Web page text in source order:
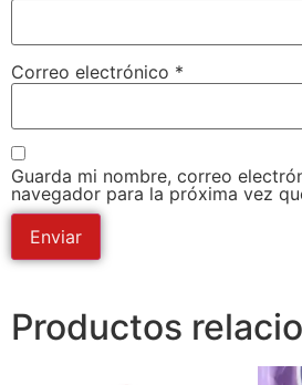
Correo electrónico *
Guarda mi nombre, correo
navegador para la próxima vez
Productos